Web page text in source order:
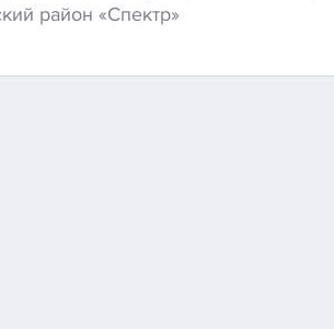
район «Спектр»